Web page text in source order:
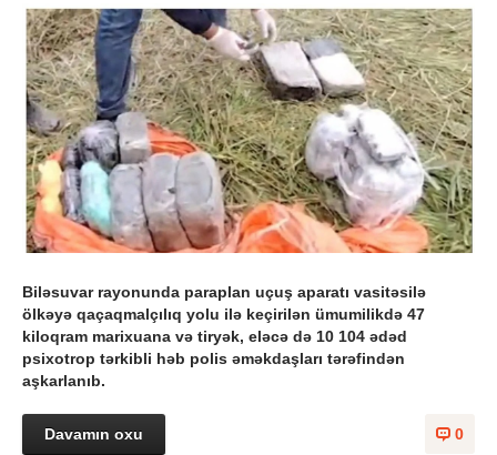
Biləsuvar rayonunda paraplan uçuş aparatı vasitəsilə
ölkəyə qaçaqmalçılıq yolu ilə keçirilən ümumilikdə 47
kiloqram marixuana və tiryək, eləcə də 10 104 ədəd
psixotrop tərkibli həb polis əməkdaşları tərəfindən
aşkarlanıb.
0
Davamın oxu